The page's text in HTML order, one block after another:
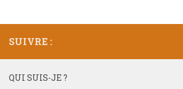
SUIVRE :
QUI SUIS-JE ?